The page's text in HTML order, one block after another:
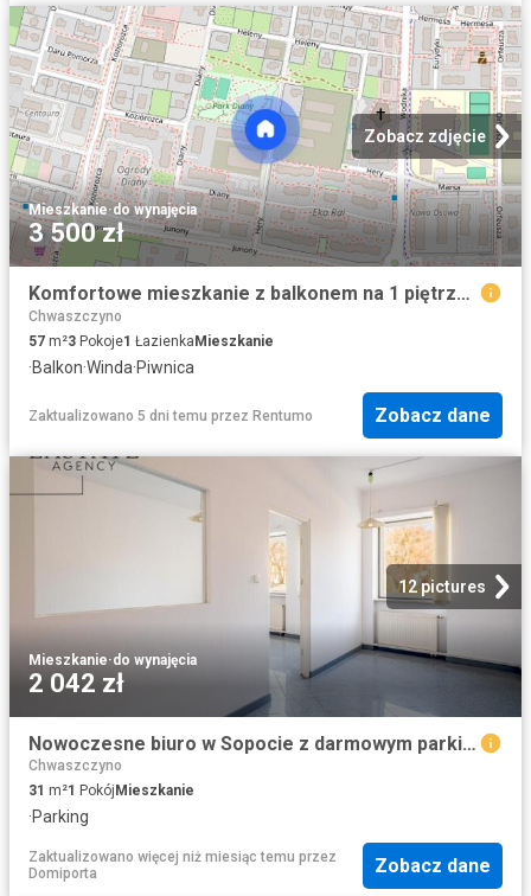
Zobacz zdjęcie
Mieszkanie·do wynajęcia
3 500 zł
Komfortowe mieszkanie z balkonem na 1 piętrze z windą
Chwaszczyno
57 m²3 Pokoje1 ŁazienkaMieszkanie
·Balkon·Winda·Piwnica
Zaktualizowano 5 dni temu przez Rentumo Zobacz dane
12 pictures
Mieszkanie·do wynajęcia
2 042 zł
Nowoczesne biuro w Sopocie z darmowym parkingiem
Chwaszczyno
31 m²1 Pokój Mieszkanie
·Parking
Zaktualizowano więcej niż miesiąc temu przez
Domiporta
Zobacz dane